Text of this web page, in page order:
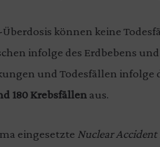
können keine
infolge des Erdbebens
und Todesfällen
180 Krebsfällen aus.
eingesetzte Nuclear